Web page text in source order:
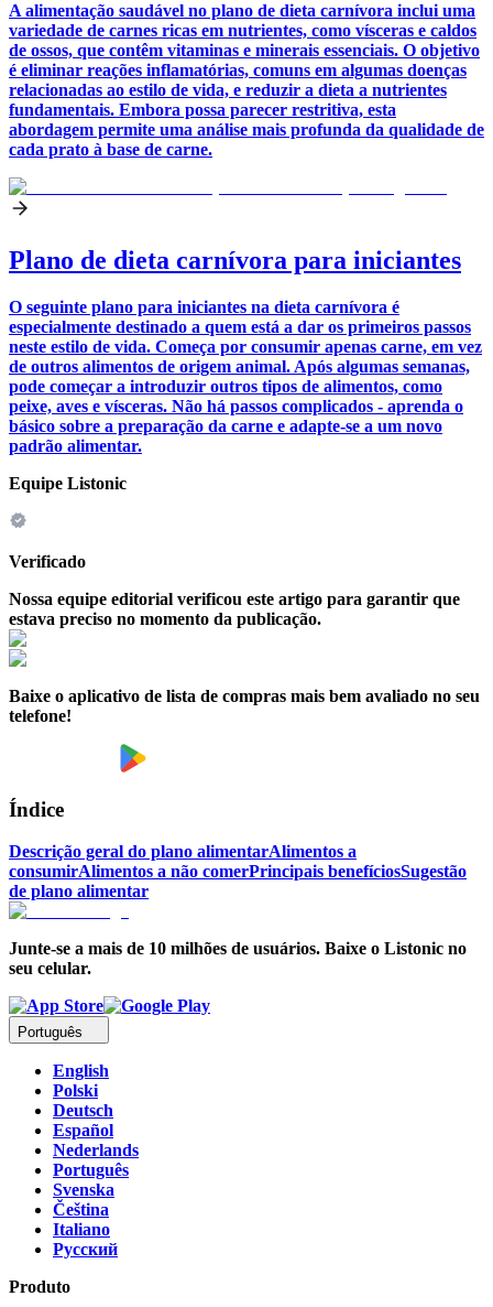
A alimentação saudável no plano de dieta carnívora inclui uma
variedade de carnes ricas em nutrientes, como vísceras e caldos
de ossos, que contêm vitaminas e minerais essenciais. O objetivo
é eliminar reações inflamatórias, comuns em algumas doenças
relacionadas ao estilo de vida, e reduzir a dieta a nutrientes
fundamentais. Embora possa parecer restritiva, esta
abordagem permite uma análise mais profunda da qualidade de
cada prato à base de carne.
Plano de dieta carnívora para iniciantes
O seguinte plano para iniciantes na dieta carnívora é
especialmente destinado a quem está a dar os primeiros passos
neste estilo de vida. Começa por consumir apenas carne, em vez
de outros alimentos de origem animal. Após algumas semanas,
pode começar a introduzir outros tipos de alimentos, como
peixe, aves e vísceras. Não há passos complicados - aprenda o
básico sobre a preparação da carne e adapte-se a um novo
padrão alimentar.
Equipe Listonic
Verificado
Nossa equipe editorial verificou este artigo para garantir que
estava preciso no momento da publicação.
Baixe o aplicativo de lista de compras mais bem avaliado no seu
telefone!
Índice
Descrição geral do plano alimentarAlimentos a
consumirAlimentos a não comerPrincipais benefíciosSugestão
de plano alimentar
Junte-se a mais de 10 milhões de usuários. Baixe o Listonic no
seu celular.
Português
English
Polski
Deutsch
Español
Nederlands
Português
Svenska
Čeština
Italiano
Русский
Produto